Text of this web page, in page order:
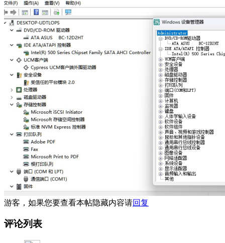
游客，如果您要查看本帖隐藏内容请回复
评论列表